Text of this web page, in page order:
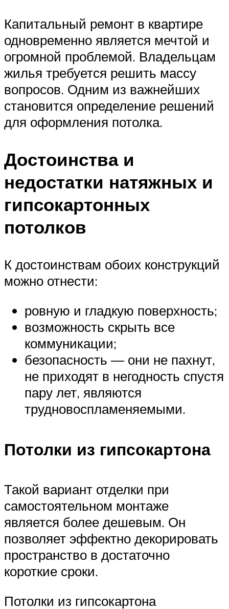
Капитальный ремонт в квартире
одновременно является мечтой и
огромной проблемой. Владельцам
жилья требуется решить массу
вопросов. Одним из важнейших
становится определение решений
для оформления потолка.
Достоинства и
недостатки натяжных и
гипсокартонных
потолков
К достоинствам обоих конструкций
можно отнести:
ровную и гладкую поверхность;
возможность скрыть все
коммуникации;
безопасность — они не пахнут,
не приходят в негодность спустя
пару лет, являются
трудновоспламеняемыми.
Потолки из гипсокартона
Такой вариант отделки при
самостоятельном монтаже
является более дешевым. Он
позволяет эффектно декорировать
пространство в достаточно
короткие сроки.
Потолки из гипсокартона